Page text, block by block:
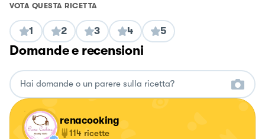
VOTA QUESTA RICETTA
1 2 3 4 5
Domande e recensioni
renacooking
114 ricette